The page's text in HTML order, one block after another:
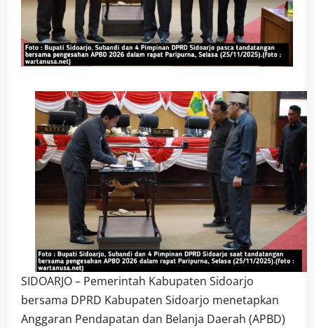
SIDOARJO – Pemerintah Kabupaten Sidoarjo
bersama DPRD Kabupaten Sidoarjo menetapkan
Anggaran Pendapatan dan Belanja Daerah (APBD)